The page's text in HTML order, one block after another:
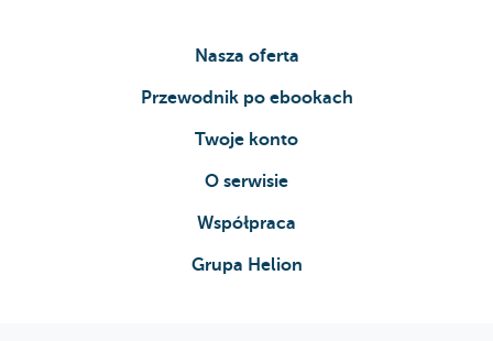
Nasza oferta
Przewodnik po ebookach
Twoje konto
O serwisie
Współpraca
Grupa Helion